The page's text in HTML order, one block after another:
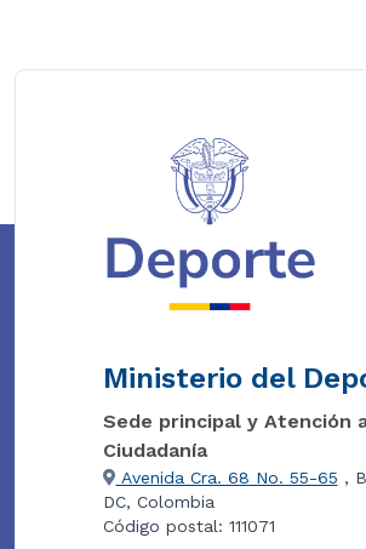
Ministerio del
Sede principal y Atención
Ciudadanía
Avenida Cra. 68 No. 55-65 ,
DC, Colombia
Código postal: 111071